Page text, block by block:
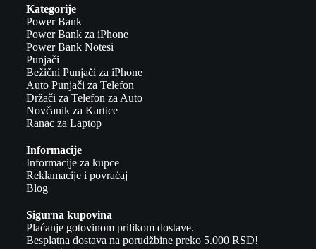
Kategorije
Power Bank
Power Bank za iPhone
Power Bank Notesi
Punjači
Bežični Punjači za iPhone
Auto Punjači za Telefon
Držači za Telefon za Auto
Novčanik za Kartice
Ranac za Laptop
Informacije
Informacije za kupce
Reklamacije i povraćaj
Blog
Sigurna kupovina
Plaćanje gotovinom prilikom dostave.
Besplatna dostava na porudžbine preko 5.000 RSD!